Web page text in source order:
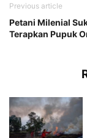
Previous article
Petani Milenial
Terapkan Pupuk